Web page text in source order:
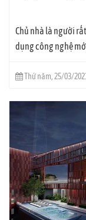
Chủ nhà là người
dụng công nghệ
Thứ năm, 25/03/2021